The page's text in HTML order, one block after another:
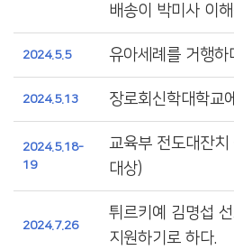
배송이 박미사 이
2024.5.5 유아세례를 거행하
2024.5.13 장로회신학대학교
2024.5.18-
19
교육부 전도대잔
대상)
2024.7.26
튀르키예 김명섭
지원하기로 하다.